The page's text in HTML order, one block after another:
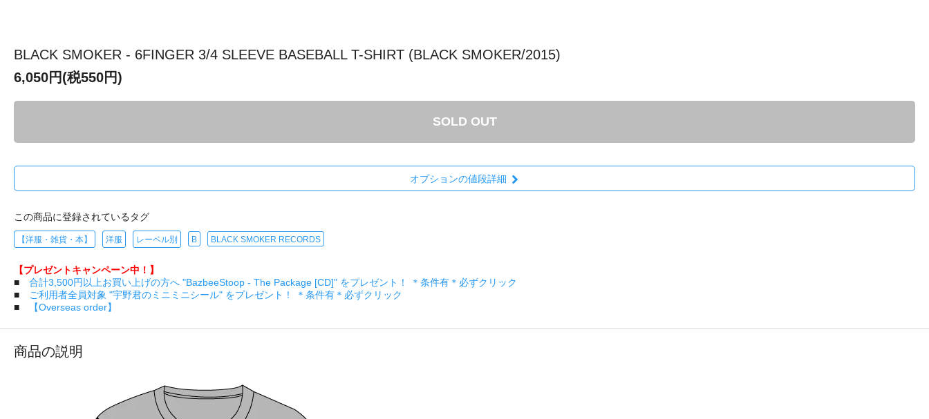
BLACK SMOKER - 6FINGER 3/4 SLEEVE BASEBALL T-SHIRT (BLACK SMOKER/2015)
6,050円(税550円)
SOLD OUT
オプションの値段詳細
この商品に登録されているタグ
【洋服・雑貨・本】 洋服 レーベル別 B BLACK SMOKER RECORDS
【プレゼントキャンペーン中！】
■ 合計3,500円以上お買い上げの方へ "BazbeeStoop - The Package [CD]" をプレゼント！ ＊条件有＊必ずクリック
■
ご利用者全員対象 "宇野君のミニミニシール" をプレゼント！ ＊条件有＊必ずクリック
■
【Overseas order】
商品の説明